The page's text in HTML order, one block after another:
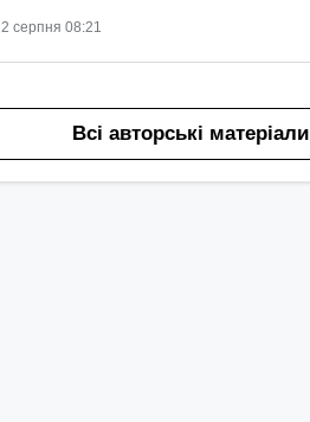
2 серпня 08:21
Всі авторські матеріали